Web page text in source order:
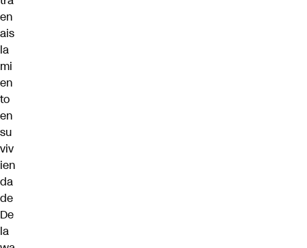
en
ais
la
mi
en
to
en
su
viv
ien
da
de
De
la